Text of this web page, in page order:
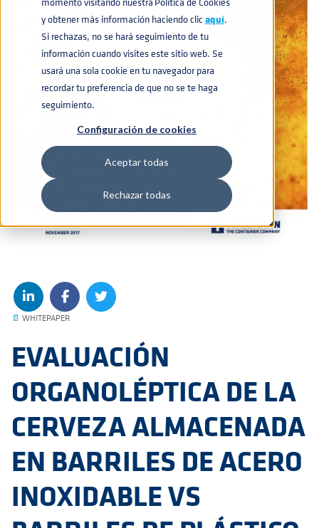
y obtener más información haciendo clic aquí.
Si rechazas, no se hará seguimiento de tu
información cuando visites este sitio web. Se
usará una sola cookie en tu navegador para
recordar tu preferencia de que no se te haga
seguimiento.
Configuración de cookies
Aceptar todas
Rechazar todas
📄 WHITEPAPER
EVALUACIÓN
ORGANOLÉPTICA DE LA
CERVEZA ALMACENADA
EN BARRILES DE ACERO
INOXIDABLE VS